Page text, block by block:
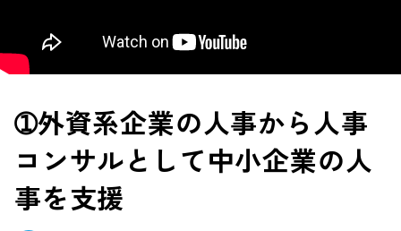
➀外資系企業の人事から人事
コンサルとして中小企業の人
事を支援